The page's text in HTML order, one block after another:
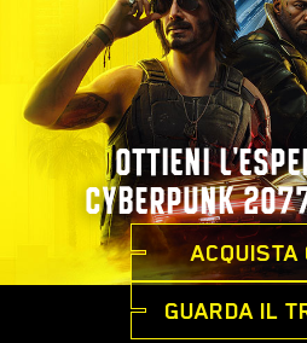
OTTIENI
CYBERPUNK
ACQUISTA
GUARDA IL